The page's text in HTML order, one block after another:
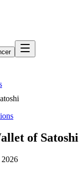
of Satoshi